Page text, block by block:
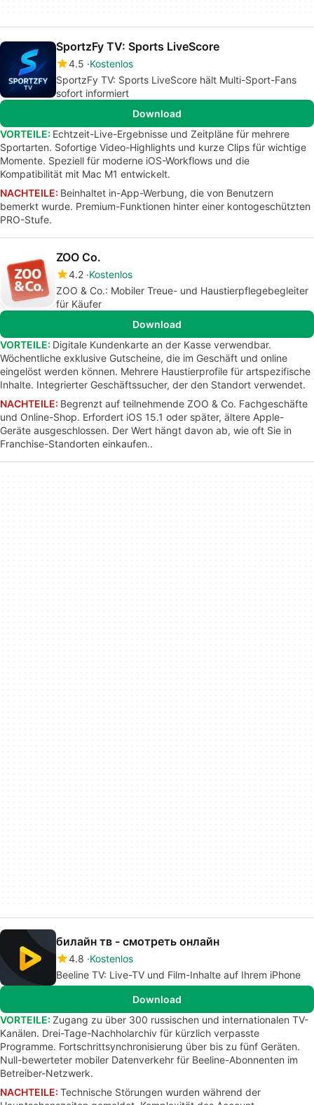
SportzFy TV: Sports LiveScore
4.5 Kostenlos
SportzFy TV: Sports LiveScore hält Multi-Sport-Fans
sofort informiert
Download
VORTEILE: Echtzeit-Live-Ergebnisse und Zeitpläne für mehrere
Sportarten. Sofortige Video-Highlights und kurze Clips für wichtige
Momente. Speziell für moderne iOS-Workflows und die
Kompatibilität mit Mac M1 entwickelt.
NACHTEILE: Beinhaltet in-App-Werbung, die von Benutzern
bemerkt wurde. Premium-Funktionen hinter einer kontogeschützten
PRO-Stufe.
ZOO Co.
4.2 Kostenlos
ZOO & Co.: Mobiler Treue- und Haustierpflegebegleiter
für Käufer
Download
VORTEILE: Digitale Kundenkarte an der Kasse verwendbar.
Wöchentliche exklusive Gutscheine, die im Geschäft und online
eingelöst werden können. Mehrere Haustierprofile für artspezifische
Inhalte. Integrierter Geschäftssucher, der den Standort verwendet.
NACHTEILE: Begrenzt auf teilnehmende ZOO & Co. Fachgeschäfte
und Online-Shop. Erfordert iOS 15.1 oder später, ältere Apple-
Geräte ausgeschlossen. Der Wert hängt davon ab, wie oft Sie in
Franchise-Standorten einkaufen..
билайн тв - смотреть онлайн
4.8 Kostenlos
Beeline TV: Live-TV und Film-Inhalte auf Ihrem iPhone
Download
VORTEILE: Zugang zu über 300 russischen und internationalen TV-
Kanälen. Drei-Tage-Nachholarchiv für kürzlich verpasste
Programme. Fortschrittsynchronisierung über bis zu fünf Geräten.
Null-bewerteter mobiler Datenverkehr für Beeline-Abonnenten im
Betreiber-Netzwerk.
NACHTEILE: Technische Störungen wurden während der